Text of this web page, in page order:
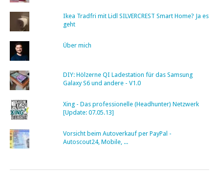
Ikea Tradfri mit Lidl SILVERCREST Smart Home? Ja es
geht
Über mich
DIY: Hölzerne QI Ladestation für das Samsung
Galaxy S6 und andere - V1.0
Xing - Das professionelle (Headhunter) Netzwerk
[Update: 07.05.13]
Vorsicht beim Autoverkauf per PayPal -
Autoscout24, Mobile, ...